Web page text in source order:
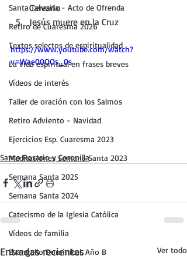
Santa Teresita - Acto de Ofrenda
Retiro de Cuaresma 2026
Textos selectos de espiritualidad
La vida espiritual en frases breves
Vídeos de interés
Taller de oración con los Salmos
Retiro Adviento - Navidad
Ejercicios Esp. Cuaresma 2023
Meditaciones Semana Santa 2023
Semana Santa 2025
Semana Santa 2024
Catecismo de la Iglesia Católica
Vídeos de familia
Evangelio Dominical. Año B
Calvario
Jesús muere en la Cruz
https://www.youtube.com/watch?
v=Wae00OOs_0s
Santo Rosario y Coronilla
Entradas recientes Ver todo